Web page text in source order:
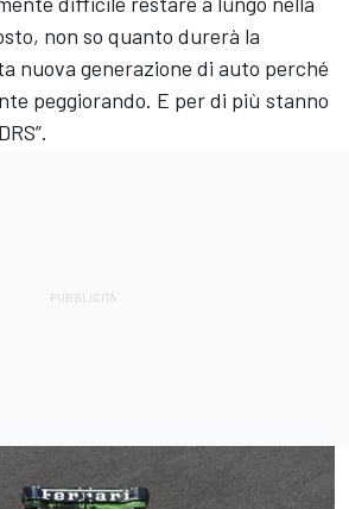
non so quanto durerà la
nuova generazione di auto perché
peggiorando. E per di più stanno